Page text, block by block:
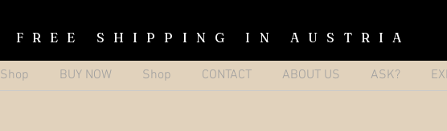
FREE SHIPPING IN AUSTRIA
Shop BUY NOW Shop CONTACT ABOUT US ASK?